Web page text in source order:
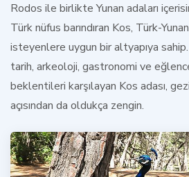
Rodos ile birlikteYunan adaları
Türk nüfus barındıran Kos, Türk-Yunan
isteyenlere uygun bir altyapıya
tarih, arkeoloji, gastronomi ve
beklentileri karşılayan Kos adası,
açısından da oldukça zengin.